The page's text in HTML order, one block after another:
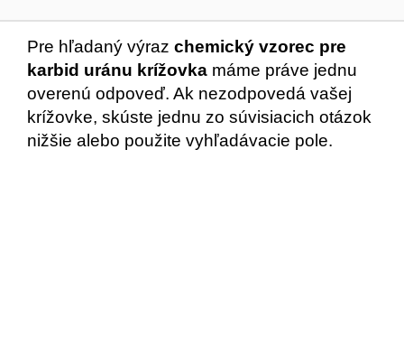
Pre hľadaný výraz chemický vzorec pre
karbid uránu krížovka máme práve jednu
overenú odpoveď. Ak nezodpovedá vašej
krížovke, skúste jednu zo súvisiacich otázok
nižšie alebo použite vyhľadávacie pole.